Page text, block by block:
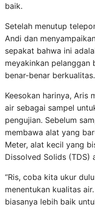
baik.
Setelah menutup
Andi dan
sepakat bahwa ini
meyakinkan pelanggan
benar-benar berkualitas.
Keesokan harinya, Aris
air sebagai sampel
pengujian. Sebelum
membawa alat yang
Meter, alat kecil yang
Dissolved Solids (TDS)
“Ris, coba kita ukur
menentukan kualitas
biasanya lebih baik